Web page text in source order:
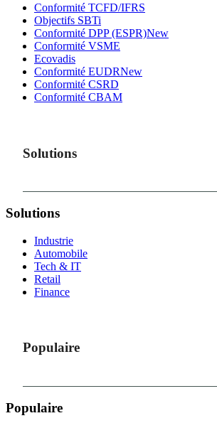
Conformité TCFD/IFRS
Objectifs SBTi
Conformité DPP (ESPR)New
Conformité VSME
Ecovadis
Conformité EUDRNew
Conformité CSRD
Conformité CBAM
Solutions
Solutions
Industrie
Automobile
Tech & IT
Retail
Finance
Populaire
Populaire